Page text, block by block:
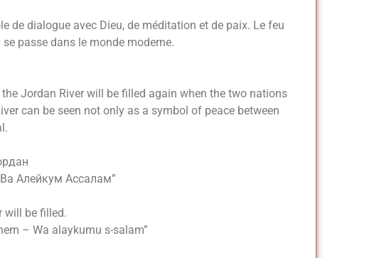
de dialogue avec Dieu, de méditation et de paix. Le feu
passe dans le monde moderne.
Jordan River will be filled again when the two nations
can be seen not only as a symbol of peace between
Алейкум Ассалам”
will be filled.
– Wa alaykumu s-salam”